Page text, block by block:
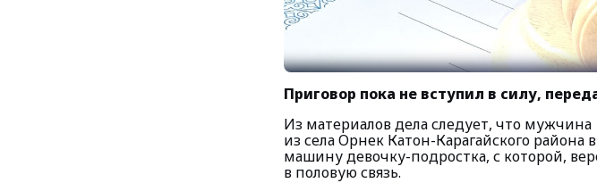
Приговор пока не вступил в силу,
Из материалов дела следует, что
из села Орнек Катон-Карагайского
машину девочку-подростка, с которой,
в половую связь.